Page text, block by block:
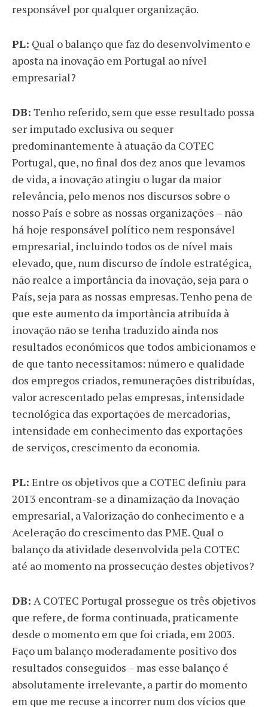
responsável por qualquer organização.
PL: Qual o balanço que faz do desenvolvimento e
aposta na inovação em Portugal ao nível
empresarial?
DB: Tenho referido, sem que esse resultado possa
ser imputado exclusiva ou sequer
predominantemente à atuação da COTEC
Portugal, que, no final dos dez anos que levamos
de vida, a inovação atingiu o lugar da maior
relevância, pelo menos nos discursos sobre o
nosso País e sobre as nossas organizações – não
há hoje responsável político nem responsável
empresarial, incluindo todos os de nível mais
elevado, que, num discurso de índole estratégica,
não realce a importância da inovação, seja para o
País, seja para as nossas empresas. Tenho pena de
que este aumento da importância atribuída à
inovação não se tenha traduzido ainda nos
resultados económicos que todos ambicionamos e
de que tanto necessitamos: número e qualidade
dos empregos criados, remunerações distribuídas,
valor acrescentado pelas empresas, intensidade
tecnológica das exportações de mercadorias,
intensidade em conhecimento das exportações
de serviços, crescimento da economia.
PL: Entre os objetivos que a COTEC definiu para
2013 encontram-se a dinamização da Inovação
empresarial, a Valorização do conhecimento e a
Aceleração do crescimento das PME. Qual o
balanço da atividade desenvolvida pela COTEC
até ao momento na prossecução destes objetivos?
DB: A COTEC Portugal prossegue os três objetivos
que refere, de forma continuada, praticamente
desde o momento em que foi criada, em 2003.
Faço um balanço moderadamente positivo dos
resultados conseguidos – mas esse balanço é
absolutamente irrelevante, a partir do momento
em que me recuse a incorrer num dos vícios que